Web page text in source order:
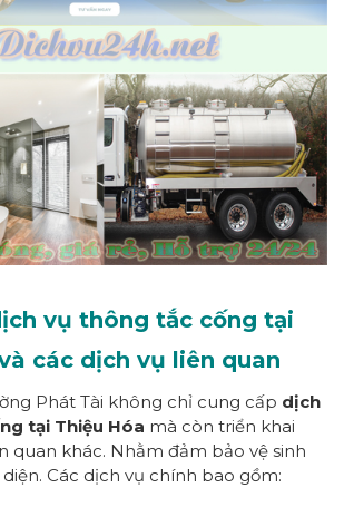
vụ thông tắc cống tại
các dịch vụ liên quan
Phát Tài không chỉ cung cấp dịch
tại Thiệu Hóa mà còn triển khai
quan khác. Nhằm đảm bảo vệ sinh
Các dịch vụ chính bao gồm: